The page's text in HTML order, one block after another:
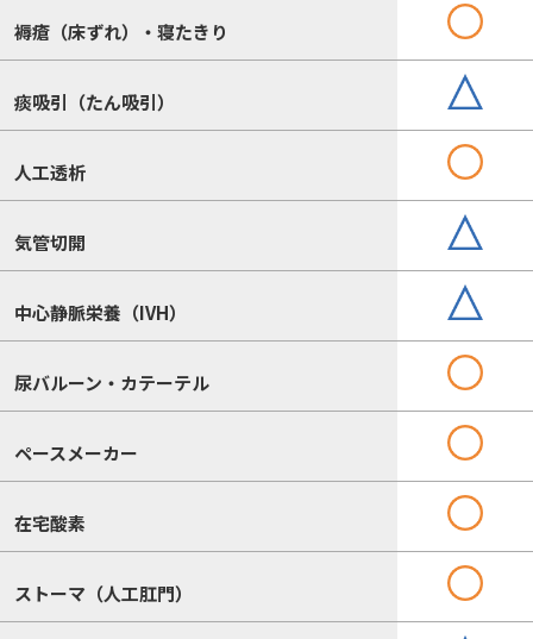
褥瘡（床ずれ）・寝たきり
痰吸引（たん吸引）
人工透析
気管切開
中心静脈栄養（IVH）
尿バルーン・カテーテル
ペースメーカー
在宅酸素
ストーマ（人工肛門）